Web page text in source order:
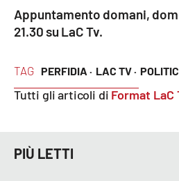
Good Morning Vietnam
Leggendo Alvaro insieme
TAG PERFIDIA · LAC TV ·
Tutti gli articoli di Format LaC
Appuntamento domani,
21.30 su LaC Tv.
PIÙ LETTI